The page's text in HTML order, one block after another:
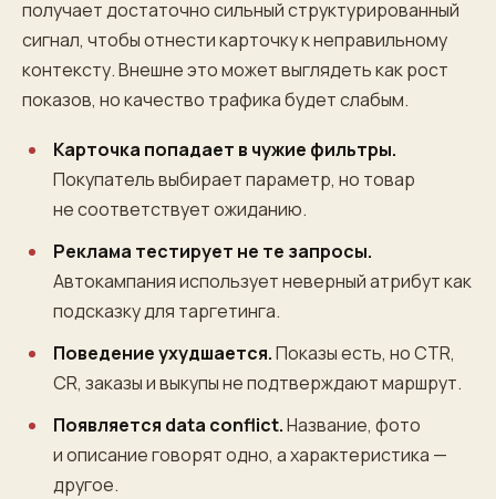
получает достаточно сильный структурированный
сигнал, чтобы отнести карточку к неправильному
контексту. Внешне это может выглядеть как рост
показов, но качество трафика будет слабым.
Карточка попадает в чужие фильтры.
Покупатель выбирает параметр, но товар
не соответствует ожиданию.
Реклама тестирует не те запросы.
Автокампания использует неверный атрибут как
подсказку для таргетинга.
Поведение ухудшается.Показы есть, но CTR,
CR, заказы и выкупы не подтверждают маршрут.
Появляется data conflict.Название, фото
и описание говорят одно, а характеристика —
другое.